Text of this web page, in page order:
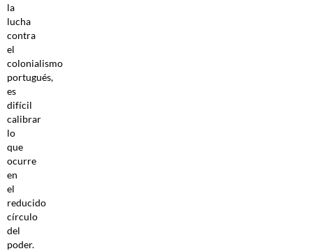
la
lucha
contra
el
colonialismo
portugués,
es
difícil
calibrar
lo
que
ocurre
en
el
reducido
círculo
del
poder.